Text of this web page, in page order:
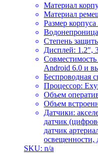
Материал
Материал
Размер
Степень
Дисплей: 1.2″,
Android 6.0 и
Беспроводная
Процессор:
Объем
Объем
Датчики:
датчик
датчик
освещенности,
SKU: n/a